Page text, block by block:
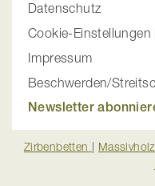
Datenschutz
Cookie-Einstellungen
Impressum
Beschwerden/
Newsletter
Zirbenbetten |